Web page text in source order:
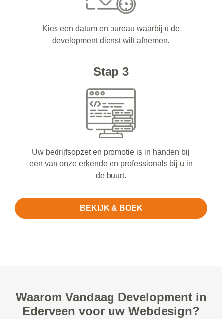
Kies een datum en bureau waarbij u de
development dienst wilt afnemen.
Stap 3
Uw bedrijfsopzet en promotie is in handen bij
een van onze erkende en professionals bij u in
de buurt.
BEKIJK & BOEK
Waarom Vandaag Development in
Ederveen voor uw Webdesign?